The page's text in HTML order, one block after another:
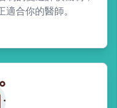
適合你的醫師。